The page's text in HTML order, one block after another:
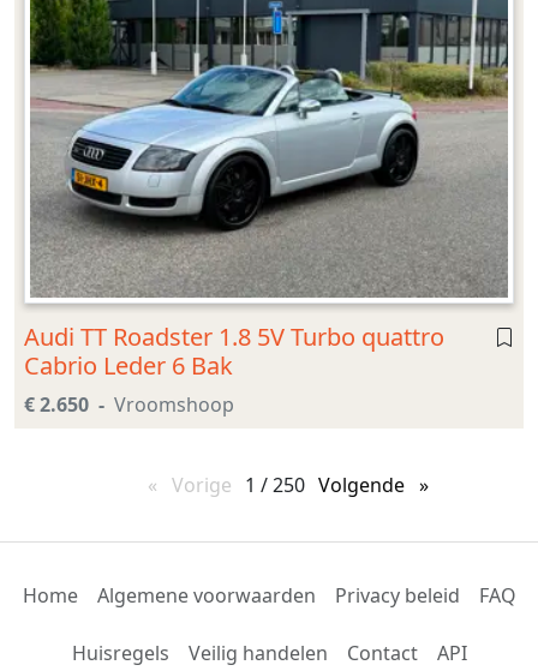
Audi TT Roadster 1.8 5V Turbo quattro
Cabrio Leder 6 Bak
€ 2.650 Vroomshoop
Vorige pagina
1 / 250 Volgende pagina
Home Algemene voorwaarden Privacy beleid FAQ
Huisregels Veilig handelen Contact API